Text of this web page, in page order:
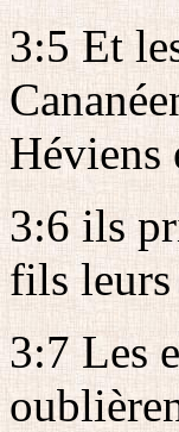
3:5 Et
Héviens
3:6 ils
fils
3:7 Les